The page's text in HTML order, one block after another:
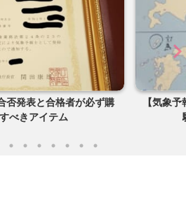
否発表と合格者が必ず購
べきアイテム
【気象